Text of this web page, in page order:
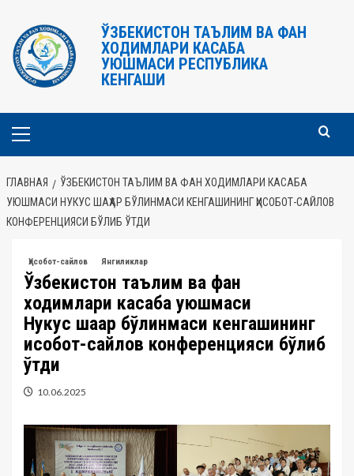
содержимому
ЎЗБЕКИСТОН ТАЪЛИМ ВА ФАН
ХОДИМЛАРИ КАСАБА
УЮШМАСИ РЕСПУБЛИКА
КЕНГАШИ
Основное
ГЛАВНАЯ
ЎЗБЕКИСТОН ТАЪЛИМ ВА ФАН ХОДИМЛАРИ КАСАБА
УЮШМАСИ НУКУС ШАҲАР БЎЛИНМАСИ КЕНГАШИНИНГ ҲИСОБОТ-САЙЛОВ
КОНФЕРЕНЦИЯСИ БЎЛИБ ЎТДИ
Ҳисобот-сайлов Янгиликлар
Ўзбекистон таълим ва фан
ходимлари касаба уюшмаси
Нукус шаҳар бўлинмаси кенгашининг
ҳисобот-сайлов конференцияси бўлиб
ўтди
10.06.2025